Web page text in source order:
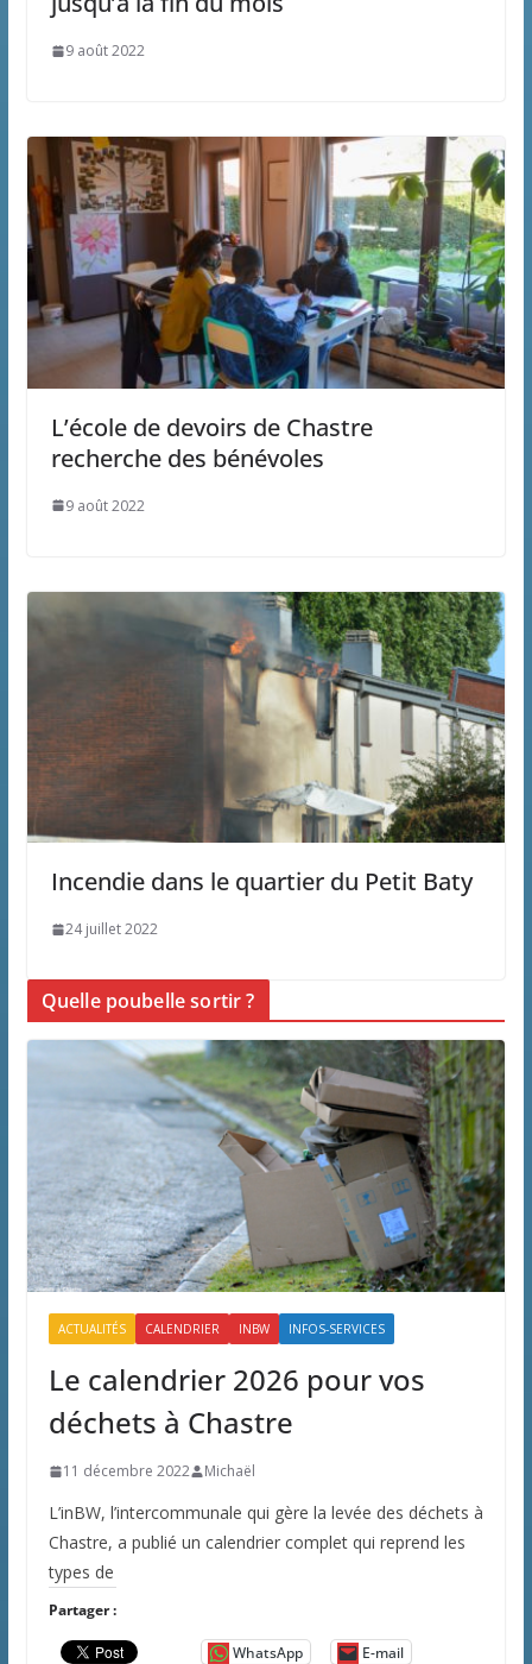
9 août 2022
L’école de devoirs de Chastre
recherche des bénévoles
9 août 2022
Incendie dans le quartier du Petit Baty
24 juillet 2022
Quelle poubelle sortir ?
ACTUALITÉS CALENDRIER INBW INFOS-SERVICES
Le calendrier 2026 pour vos
déchets à Chastre
11 décembre 2022 Michaël
L’inBW, l’intercommunale qui gère la levée des déchets à
Chastre, a publié un calendrier complet qui reprend les
types de
Partager :
WhatsApp E-mail